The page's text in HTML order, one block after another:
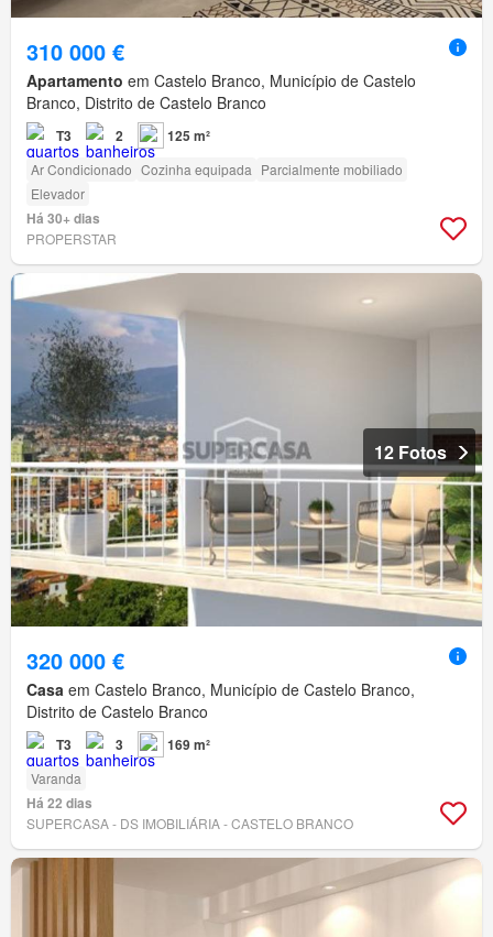
310 000 €
Apartamento em Castelo Branco, Município de Castelo
Branco, Distrito de Castelo Branco
T3 2 125 m²
Ar Condicionado Cozinha equipada Parcialmente mobiliado
Elevador
Há 30+ dias
PROPERSTAR
12 Fotos
320 000 €
Casa em Castelo Branco, Município de Castelo Branco,
Distrito de Castelo Branco
T3 3 169 m²
Varanda
Há 22 dias
SUPERCASA - DS IMOBILIÁRIA - CASTELO BRANCO